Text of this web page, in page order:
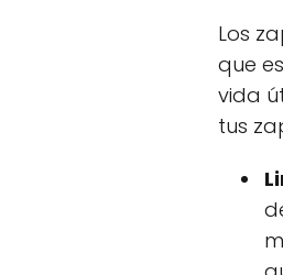
Los
que
vida
tus